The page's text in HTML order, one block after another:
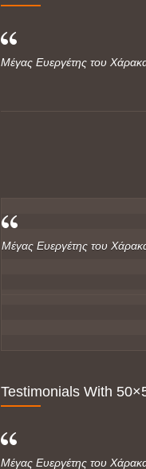
Μέγας Ευεργέτης του
Μέγας Ευεργέτης του
Testimonials With
Μέγας Ευεργέτης του